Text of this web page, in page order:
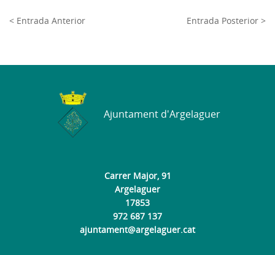
< Entrada Anterior Entrada Posterior >
Carrer Major, 91
Argelaguer
17853
972 687 137
ajuntament@argelaguer.cat
Ajuntament d'Argelaguer